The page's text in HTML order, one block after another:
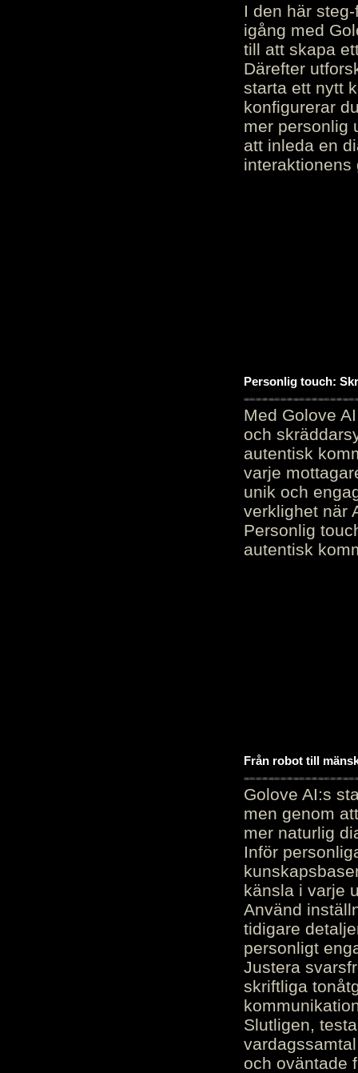
I den här
igång med
till att skapa
Därefter
starta ett nytt
konfigurerar
mer personlig
att inleda en
interaktionens
Personlig touch:
Med Golove
och
autentisk
varje
unik och
verklighet när
Personlig
autentisk
Från robot till
Golove AI:s
men genom
mer naturlig
Inför
känsla i varje
Använd
tidigare
personligt
Justera
skriftliga
Slutligen,
och oväntade